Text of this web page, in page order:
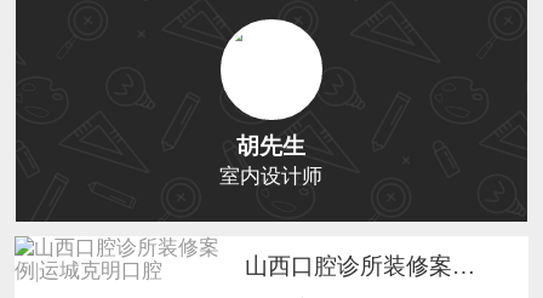
恭喜131****2473用户作品已成功备案！
恭喜159****4201用户作品已成功备案！
恭喜133****6466用户作品已成功备案！
恭喜131****1475用户作品已成功备案！
恭喜133****8874用户作品已成功备案！
恭喜138****8638用户作品已成功备案！
胡先生
室内设计师
山西口腔诊所装修案例|运城克明口腔1702